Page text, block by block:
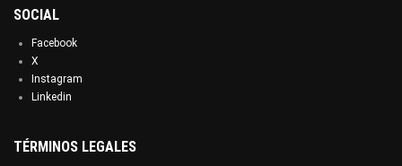
SOCIAL
Facebook
X
Instagram
Linkedin
TÉRMINOS LEGALES